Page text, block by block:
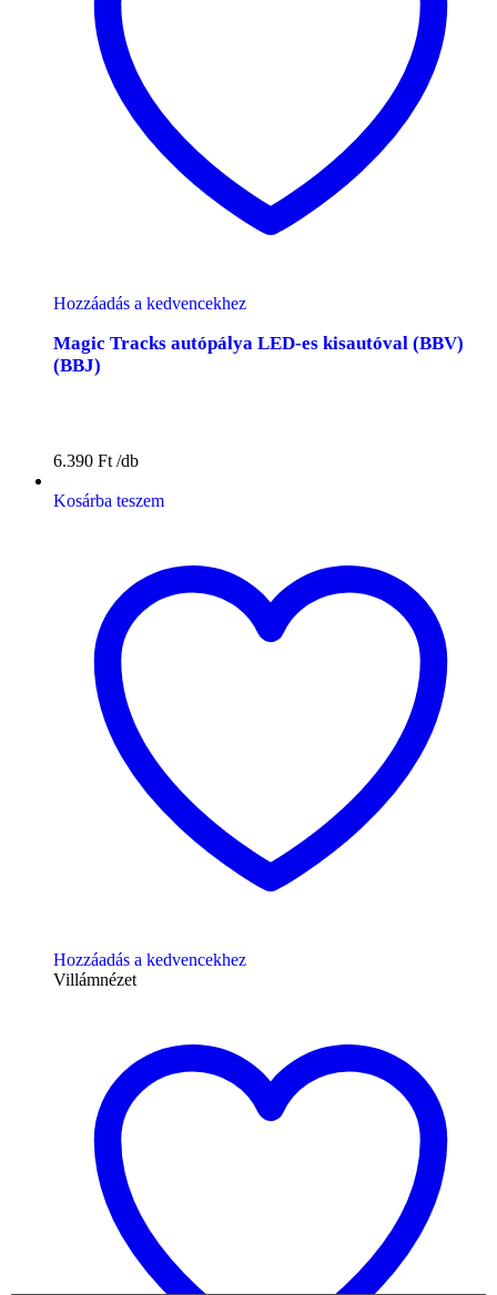
Hozzáadás a kedvencekhez
Magic Tracks autópálya LED-es kisautóval (BBV)
(BBJ)
6.390 Ft
Kosárba teszem
Hozzáadás a kedvencekhez
Villámnézet